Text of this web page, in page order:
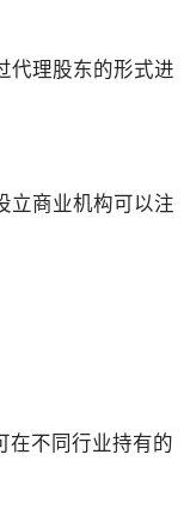
代理股东的形式进
立商业机构可以注
在不同行业持有的